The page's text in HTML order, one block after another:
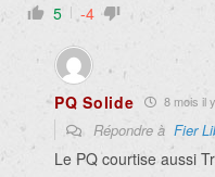
5 -4
PQ Solide 8 mois il
Répondre à Fier
Le PQ courtise aussi